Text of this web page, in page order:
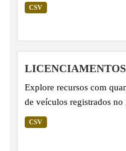
CSV
LICENCIAMENTOS
Explore recursos com
de veículos registrados no
CSV